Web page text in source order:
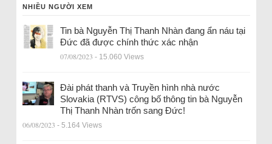
NHIỀU NGƯỜI XEM
Tin bà Nguyễn Thị Thanh Nhàn đang ẩn náu tại
Đức đã được chính thức xác nhận
07/08/2023 - 15.060 Views
Đài phát thanh và Truyền hình nhà nước
Slovakia (RTVS) công bố thông tin bà Nguyễn
Thị Thanh Nhàn trốn sang Đức!
06/08/2023 - 5.164 Views